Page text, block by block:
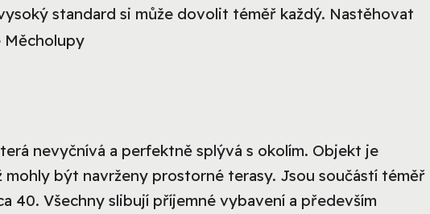
standard si může dovolit téměř každý. Nastěhovat
nevyčnívá a perfektně splývá s okolím. Objekt je
mohly být navrženy prostorné terasy. Jsou součástí téměř
40. Všechny slibují příjemné vybavení a především